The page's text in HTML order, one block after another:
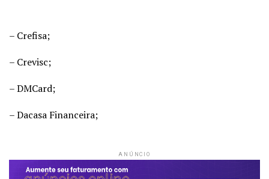
– Crefisa;
– Crevisc;
– DMCard;
– Dacasa Financeira;
ANÚNCIO